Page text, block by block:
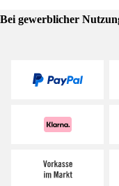
Bei gewerblicher